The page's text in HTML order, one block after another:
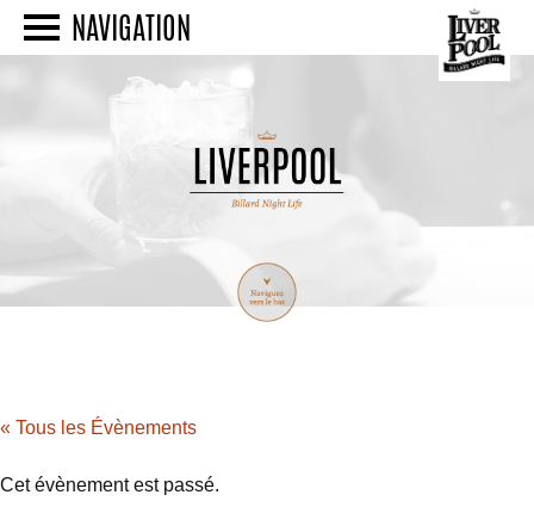
NAVIGATION
« Tous les Évènements
Cet évènement est passé.